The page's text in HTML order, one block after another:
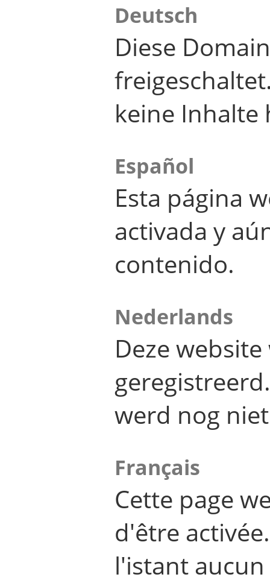
Deutsch
Diese
keine Inhalte
Español
Esta página
activada y
contenido.
Nederlands
Deze
werd nog
Français
Cette page
d'être
l'istant